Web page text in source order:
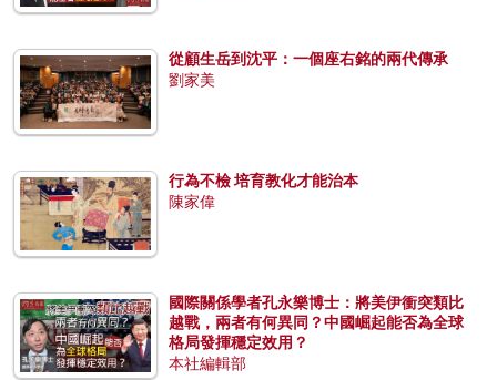
從顧生岳到沈平：一個座右銘的兩代傳承
劉家美
行為不檢 培育教化才能治本
陳家偉
國際關係學者孔永樂博士：將美伊衝突類比
越戰，兩者有何異同？中國崛起能否為全球
格局發揮穩定效用？
本社編輯部